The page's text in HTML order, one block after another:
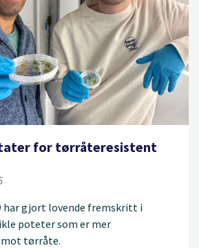
for tørråteresistent
har gjort lovende fremskritt i
poteter som er mer
tørråte.